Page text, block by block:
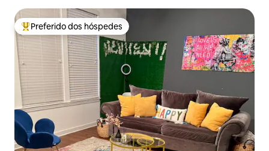
Entre os melhores preferidos dos hóspedes
Preferido dos hóspedes